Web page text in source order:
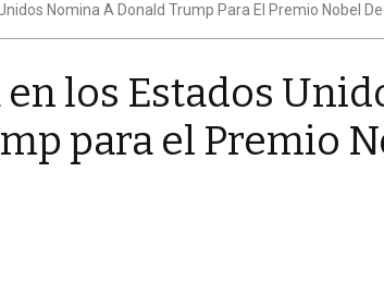
Nomina A Donald Trump Para El Premio Nobel
los Estados
para el Premio